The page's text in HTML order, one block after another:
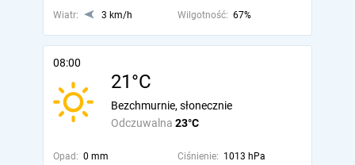
Wiatr: 3 km/h Wilgotność: 67%
08:00
21°C
Odczuwalna 23°C
Bezchmurnie, słonecznie
Opad: 0 mm Ciśnienie: 1013 hPa